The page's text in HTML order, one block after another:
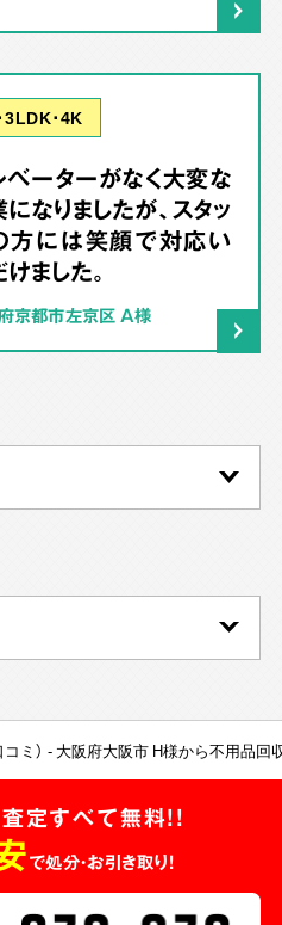
3LDK･4K
ベーターがなく大変な
なりましたが、スタッ
方には笑顔で対応い
ました。
京都市左京区 A様
ミ） 大阪府大阪市 H様から不用品回
査定すべて無料!!
で処分・お引き取り！